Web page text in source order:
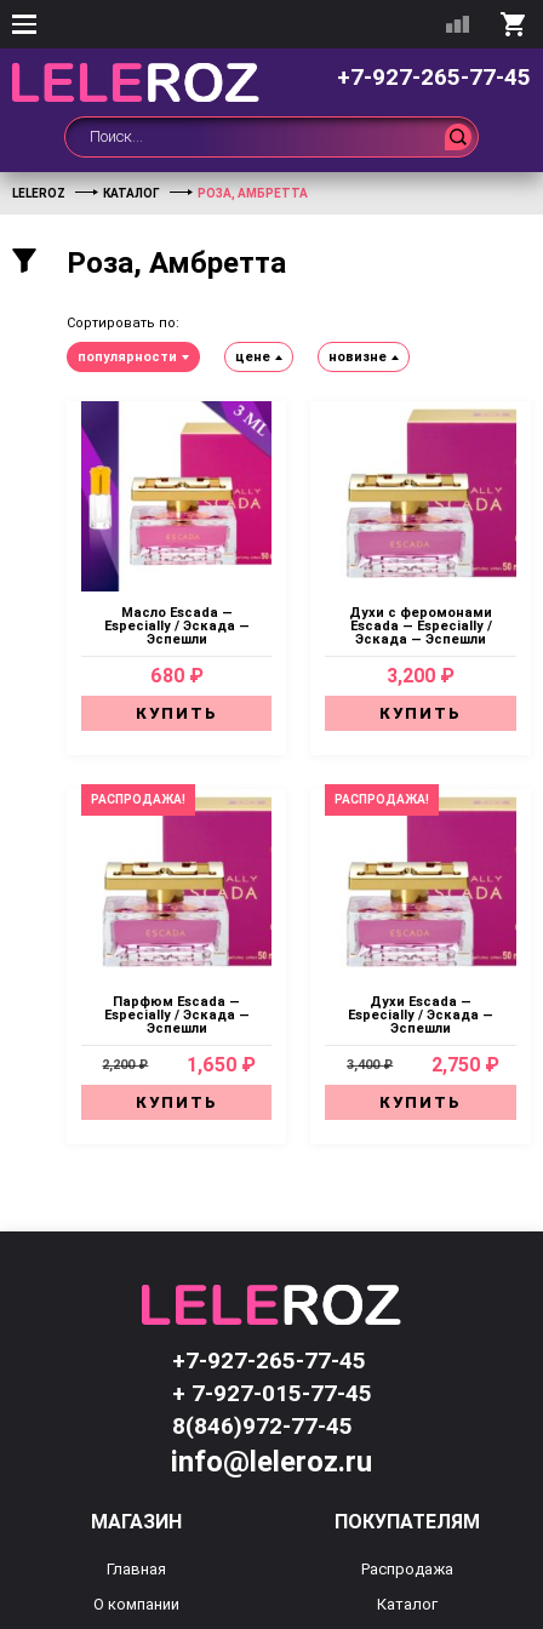
+7-927-265-77-45
LELEROZ КАТАЛОГ РОЗА, АМБРЕТТА
Роза, Амбретта
Сортировать по:
популярности цене новизне
Масло Escada —
Especially / Эскада —
Эспешли
680 ₽
КУПИТЬ
Духи с феромонами
Escada — Especially /
Эскада — Эспешли
3,200 ₽
КУПИТЬ
РАСПРОДАЖА!
Парфюм Escada —
Especially / Эскада —
Эспешли
2,200 ₽ 1,650 ₽
КУПИТЬ
РАСПРОДАЖА!
Духи Escada —
Especially / Эскада —
Эспешли
3,400 ₽ 2,750 ₽
КУПИТЬ
+7-927-265-77-45
+ 7-927-015-77-45
8(846)972-77-45
info@leleroz.ru
МАГАЗИН
Главная
О компании
ПОКУПАТЕЛЯМ
Распродажа
Каталог